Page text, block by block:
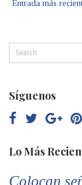
Entrada más
Síguenos
Lo Más
Colocan